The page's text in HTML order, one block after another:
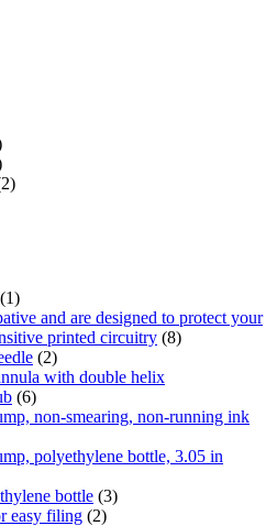
(1)
and are designed to protect your
printed circuitry (8)
(2)
with double helix
(6)
non-smearing, non-running ink
polyethylene bottle, 3.05 in
bottle (3)
easy filing (2)